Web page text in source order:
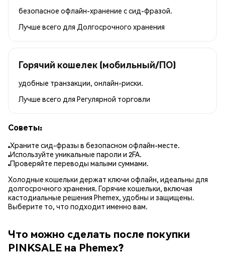
безопасное офлайн-хранение с сид-фразой.
Лучше всего для Долгосрочного хранения
Горячий кошелек (мобильный/ПО)
удобные транзакции, онлайн-риски.
Лучше всего для Регулярной торговли
Советы:
Храните сид-фразы в безопасном офлайн-месте.
Используйте уникальные пароли и 2FA.
Проверяйте переводы малыми суммами.
Холодные кошельки держат ключи офлайн, идеальны для
долгосрочного хранения. Горячие кошельки, включая
кастодиальные решения Phemex, удобны и защищены.
Выберите то, что подходит именно вам.
Что можно сделать после покупки
PINKSALE на Phemex?